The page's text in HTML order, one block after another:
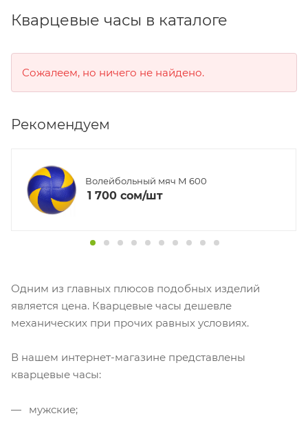
Кварцевые часы в каталоге
Сожалеем, но ничего не найдено.
Рекомендуем
Волейбольный мяч М 600
1 700 cом/шт
Одним из главных плюсов подобных изделий
является цена. Кварцевые часы дешевле
механических при прочих равных условиях.
В нашем интернет-магазине представлены
кварцевые часы:
мужские;